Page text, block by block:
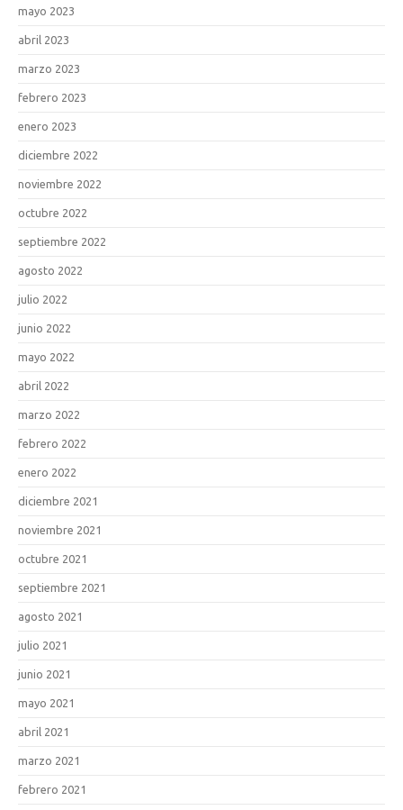
mayo 2023
abril 2023
marzo 2023
febrero 2023
enero 2023
diciembre 2022
noviembre 2022
octubre 2022
septiembre 2022
agosto 2022
julio 2022
junio 2022
mayo 2022
abril 2022
marzo 2022
febrero 2022
enero 2022
diciembre 2021
noviembre 2021
octubre 2021
septiembre 2021
agosto 2021
julio 2021
junio 2021
mayo 2021
abril 2021
marzo 2021
febrero 2021